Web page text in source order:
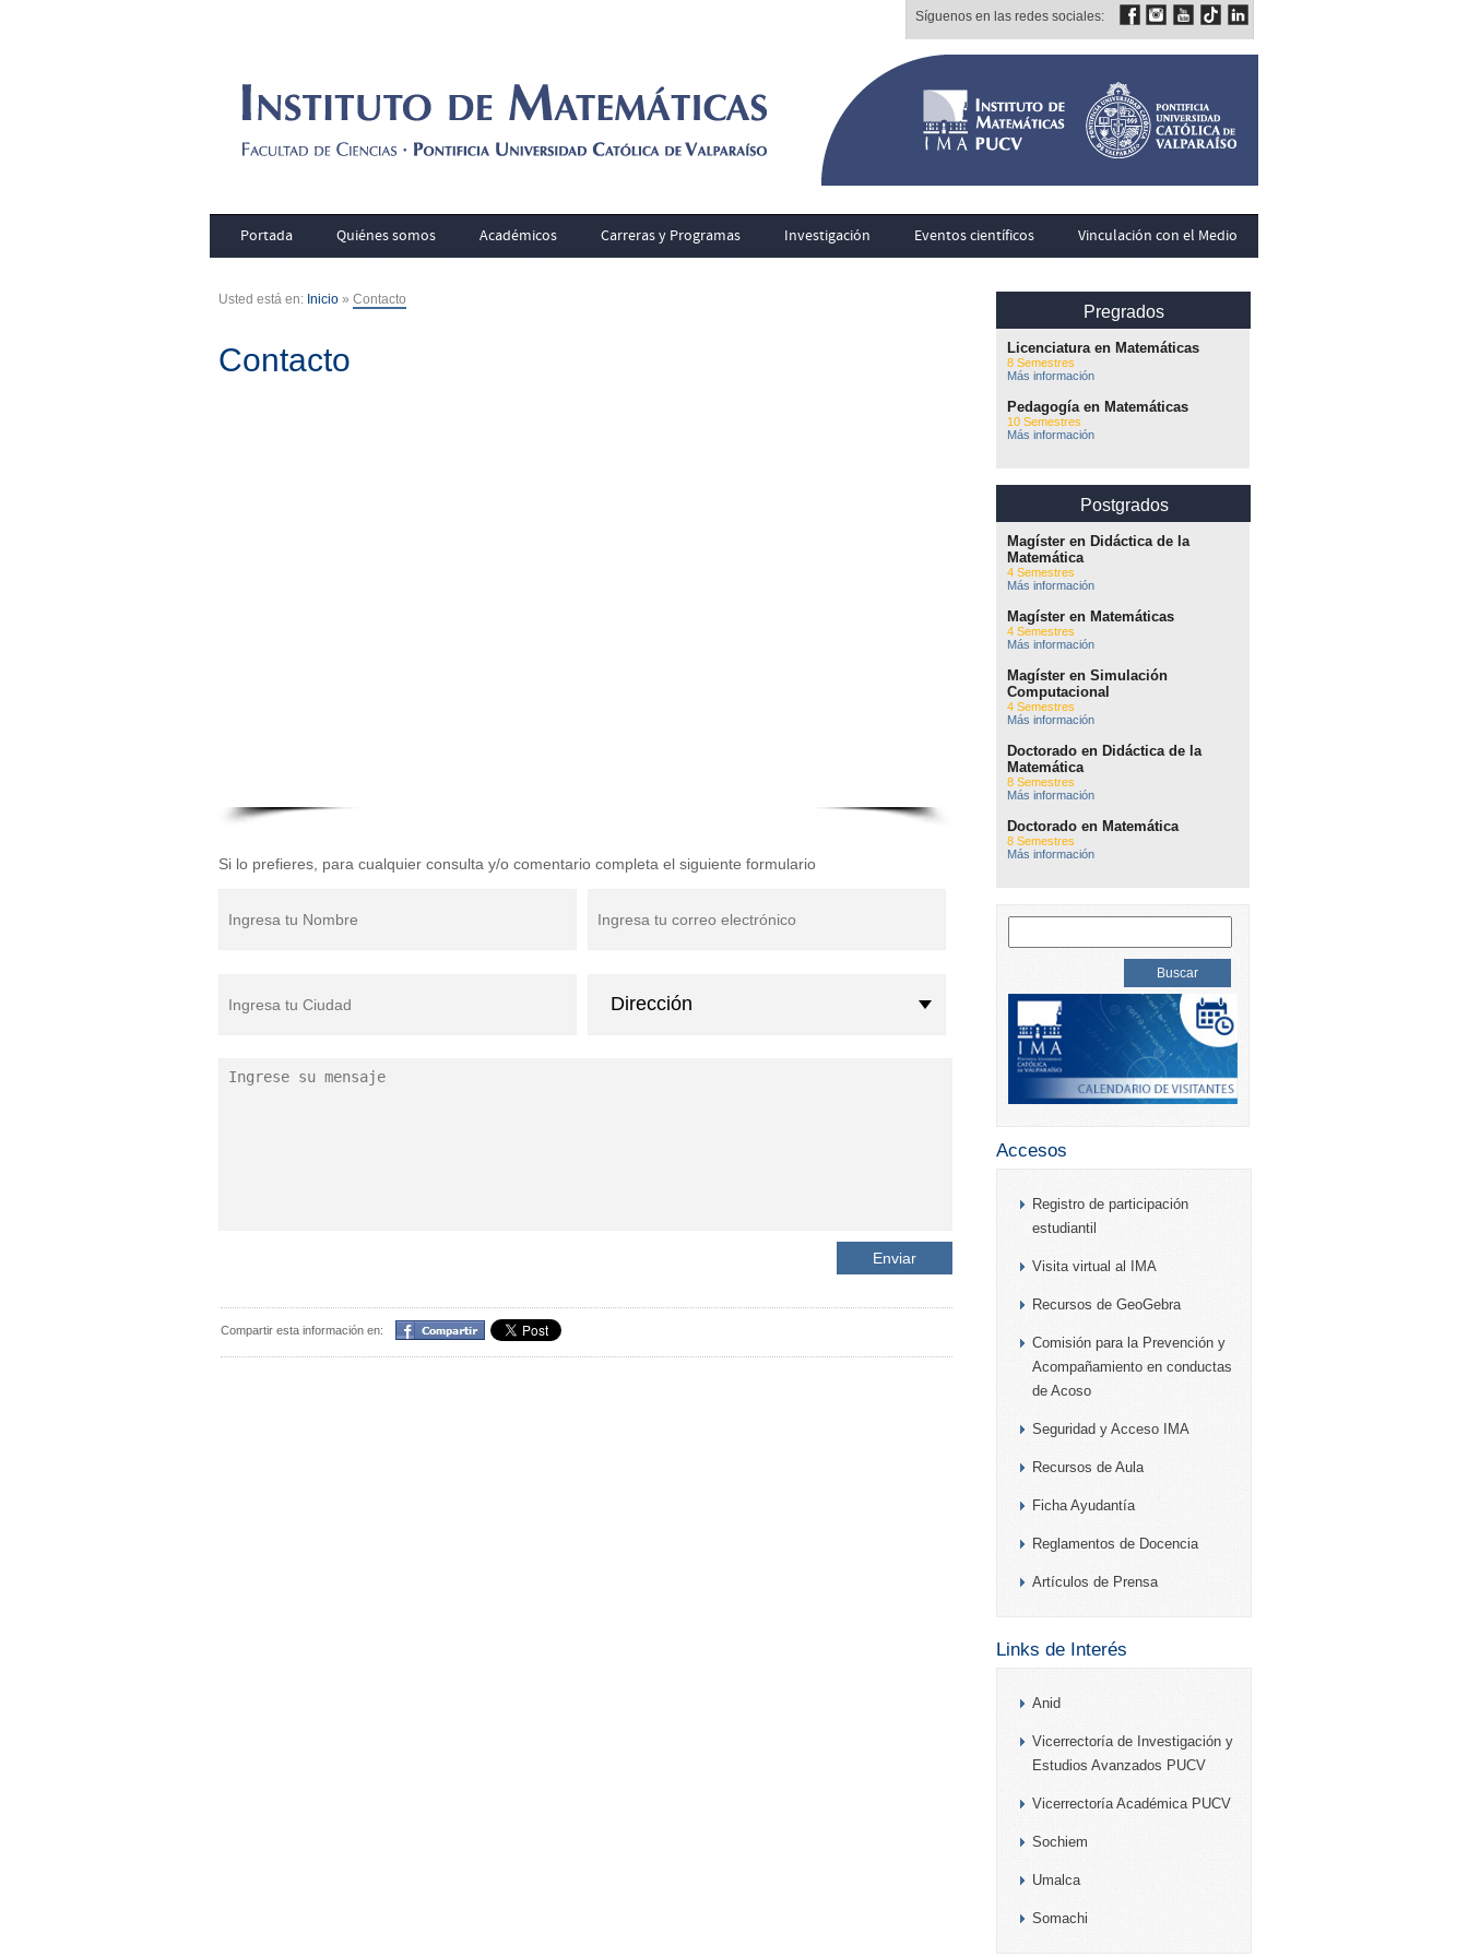
Síguenos en las redes sociales:
Portada Quiénes somos Académicos Carreras y Programas Investigación Eventos científicos Vinculación con el Medio
Usted está en: Inicio » Contacto
Contacto
Si lo prefieres, para cualquier consulta y/o comentario completa el siguiente formulario
Dirección
Compartir esta información en: Compartir
Pregrados
Licenciatura en Matemáticas
8 Semestres
Más información
Pedagogía en Matemáticas
10 Semestres
Más información
Postgrados
Magíster en Didáctica de la
Matemática
4 Semestres
Más información
Magíster en Matemáticas
4 Semestres
Más información
Magíster en Simulación
Computacional
4 Semestres
Más información
Doctorado en Didáctica de la
Matemática
8 Semestres
Más información
Doctorado en Matemática
8 Semestres
Más información
Accesos
Registro de participación
estudiantil
Visita virtual al IMA
Recursos de GeoGebra
Comisión para la Prevención y
Acompañamiento en conductas
de Acoso
Seguridad y Acceso IMA
Recursos de Aula
Ficha Ayudantía
Reglamentos de Docencia
Artículos de Prensa
Links de Interés
Anid
Vicerrectoría de Investigación y
Estudios Avanzados PUCV
Vicerrectoría Académica PUCV
Sochiem
Umalca
Somachi